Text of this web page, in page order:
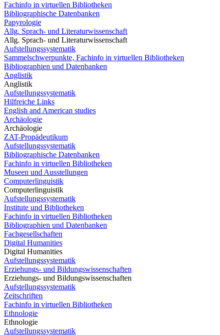
Fachinfo in virtuellen Bibliotheken
Bibliographische Datenbanken
Papyrologie
Allg. Sprach- und Literaturwissenschaft
Allg. Sprach- und Literaturwissenschaft
Aufstellungssystematik
Sammelschwerpunkte, Fachinfo in virtuellen Bibliotheken
Bibliographien und Datenbanken
Anglistik
Anglistik
Aufstellungssystematik
Hilfreiche Links
English and American studies
Archäologie
Archäologie
ZAT-Propädeutikum
Aufstellungssystematik
Bibliographische Datenbanken
Fachinfo in virtuellen Bibliotheken
Museen und Ausstellungen
Computerlinguistik
Computerlinguistik
Aufstellungssystematik
Institute und Bibliotheken
Fachinfo in virtuellen Bibliotheken
Bibliographien und Datenbanken
Fachgesellschaften
Digital Humanities
Digital Humanities
Aufstellungssystematik
Erziehungs- und Bildungswissenschaften
Erziehungs- und Bildungswissenschaften
Aufstellungssystematik
Zeitschriften
Fachinfo in virtuellen Bibliotheken
Ethnologie
Ethnologie
Aufstellungssystematik